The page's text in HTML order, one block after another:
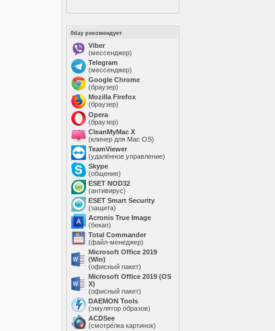
0day рекомендует
Viber
(мессенджер)
Telegram
(мессенджер)
Google Chrome
(браузер)
Mozilla Firefox
(браузер)
Opera
(браузер)
CleanMyMac X
(клинер для Mac OS)
TeamViewer
(удалённое управление)
Skype
(общение)
ESET NOD32
(антивирус)
ESET Smart Security
(защита)
Acronis True Image
(бекап)
Total Commander
(файл-менеджер)
Microsoft Office 2019
(Win)
(офисный пакет)
Microsoft Office 2019 (OS
X)
(офисный пакет)
DAEMON Tools
(эмулятор образов)
ACDSee
(смотрелка картинок)